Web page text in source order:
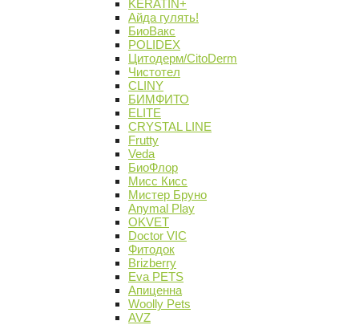
KERATIN+
Айда гулять!
БиоВакс
POLIDEX
Цитодерм/CitoDerm
Чистотел
CLINY
БИМФИТО
ELITE
CRYSTAL LINE
Frutty
Veda
БиоФлор
Мисс Кисс
Мистер Бруно
Anymal Play
OKVET
Doctor VIC
Фитодок
Brizberry
Eva PETS
Апиценна
Woolly Pets
AVZ